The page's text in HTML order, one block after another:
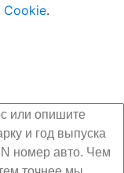
Cookie.